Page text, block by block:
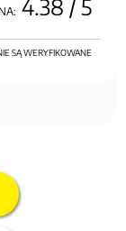
4.38 / 5
SĄ WERYFIKOWANE